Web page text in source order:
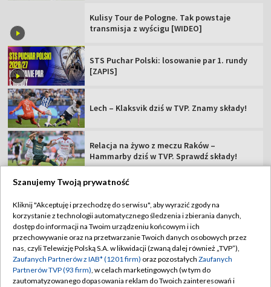
Kulisy Tour de Pologne. Tak powstaje
transmisja z wyścigu [WIDEO]
STS Puchar Polski: losowanie par 1. rundy
[ZAPIS]
Lech – Klaksvik dziś w TVP. Znamy składy!
Relacja na żywo z meczu Raków –
Hammarby dziś w TVP. Sprawdź składy!
TVP
Abonament TVP
Sklep TVP
Biuro Reklamy
Regulamin TVP
Polityka prywatności
Moje zgody
Szanujemy Twoją prywatność
Kliknij "Akceptuję i przechodzę do serwisu", aby wyrazić zgody na
korzystanie z technologii automatycznego śledzenia i zbierania danych,
dostęp do informacji na Twoim urządzeniu końcowym i ich
przechowywanie oraz na przetwarzanie Twoich danych osobowych przez
nas, czyli Telewizję Polską S.A. w likwidacji (zwaną dalej również „TVP”),
Zaufanych Partnerów z IAB* (1201 firm) oraz pozostałych Zaufanych
Partnerów TVP (93 firm), w celach marketingowych (w tym do
zautomatyzowanego dopasowania reklam do Twoich zainteresowań i